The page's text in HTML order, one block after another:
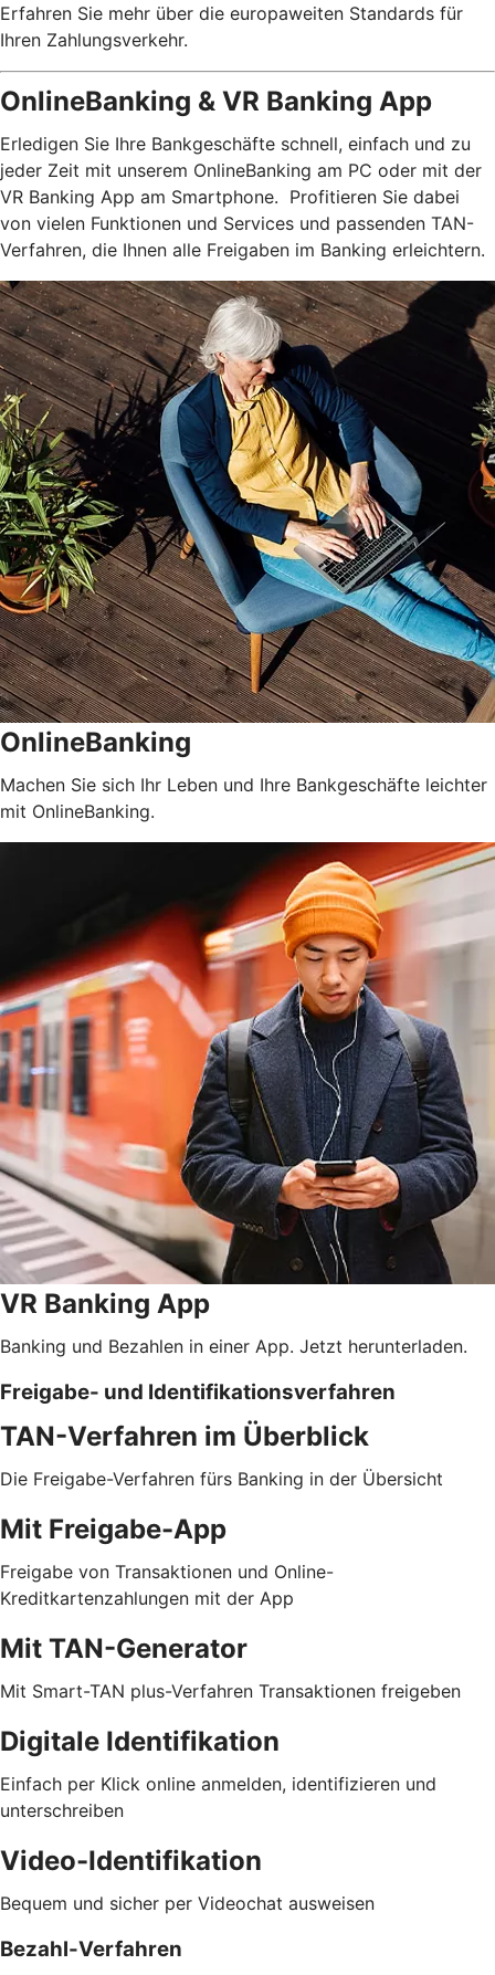
Erfahren Sie mehr über die europaweiten Standards für
Ihren Zahlungsverkehr.
OnlineBanking & VR Banking App
Erledigen Sie Ihre Bankgeschäfte schnell, einfach und zu
jeder Zeit mit unserem OnlineBanking am PC oder mit der
VR Banking App am Smartphone. Profitieren Sie dabei
von vielen Funktionen und Services und passenden TAN-
Verfahren, die Ihnen alle Freigaben im Banking erleichtern.
OnlineBanking
Machen Sie sich Ihr Leben und Ihre Bankgeschäfte leichter
mit OnlineBanking.
VR Banking App
Banking und Bezahlen in einer App. Jetzt herunterladen.
Freigabe- und Identifikationsverfahren
TAN-Verfahren im Überblick
Die Freigabe-Verfahren fürs Banking in der Übersicht
Mit Freigabe-App
Freigabe von Transaktionen und Online-
Kreditkartenzahlungen mit der App
Mit TAN-Generator
Mit Smart-TAN plus-Verfahren Transaktionen freigeben
Digitale Identifikation
Einfach per Klick online anmelden, identifizieren und
unterschreiben
Video-Identifikation
Bequem und sicher per Videochat ausweisen
Bezahl-Verfahren